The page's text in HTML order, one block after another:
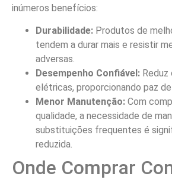
inúmeros benefícios:
Durabilidade: Produtos de
tendem a durar mais e resistir
adversas.
Desempenho Confiável: Reduz
elétricas, proporcionando paz
Menor Manutenção: Com
qualidade, a necessidade de
substituições frequentes é
reduzida.
Onde Comprar